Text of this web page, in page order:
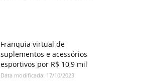
Franquia virtual de
suplementos e acessórios
esportivos por R$ 10,9 mil
Data modificada: 17/10/2023